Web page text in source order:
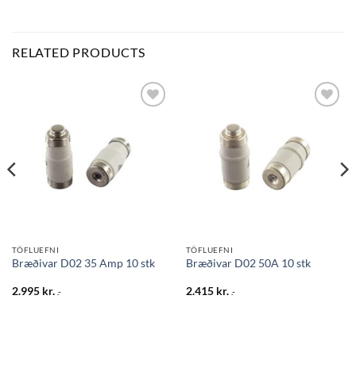
RELATED PRODUCTS
TÖFLUEFNI
Bræðivar D02 35 Amp 10 stk
2.995 kr. .-
óskalista
TÖFLUEFNI
Bræðivar D02 50A 10 stk
2.415 kr. .-